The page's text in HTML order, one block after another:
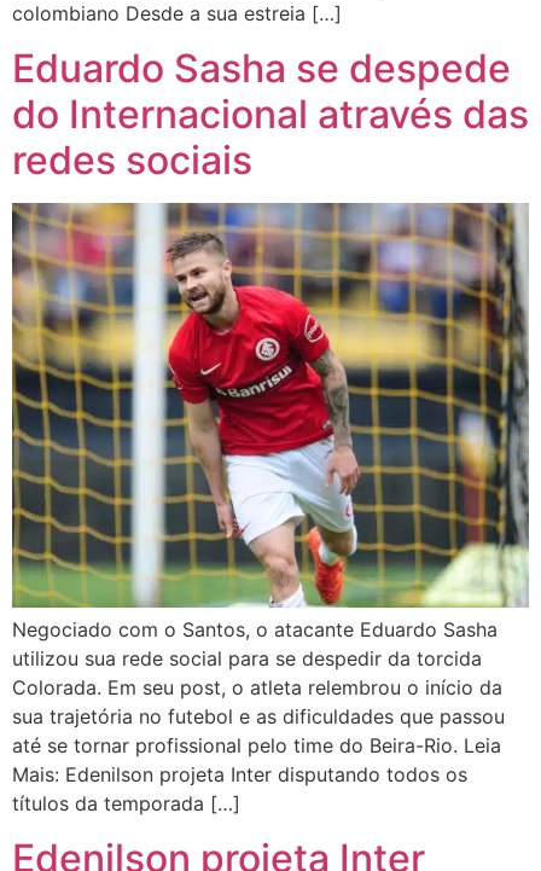
colombiano Desde a sua estreia […]
Eduardo Sasha se despede
do Internacional através das
redes sociais
Negociado com o Santos, o atacante Eduardo Sasha
utilizou sua rede social para se despedir da torcida
Colorada. Em seu post, o atleta relembrou o início da
sua trajetória no futebol e as dificuldades que passou
até se tornar profissional pelo time do Beira-Rio. Leia
Mais: Edenilson projeta Inter disputando todos os
títulos da temporada […]
Edenilson projeta Inter